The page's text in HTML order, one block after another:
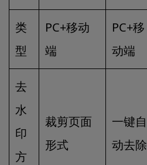
类
型
PC+移动
端
PC+移
动端
去
水
印
方
裁剪页面
形式
一键自
动去除